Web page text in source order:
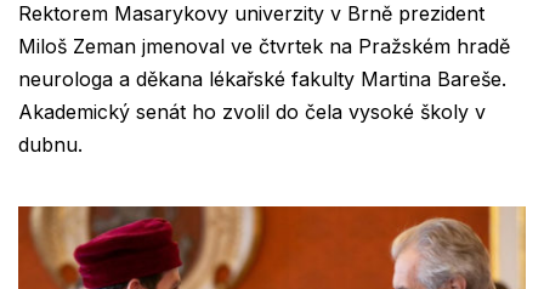
Rektorem Masarykovy univerzity v Brně prezident
Miloš Zeman jmenoval ve čtvrtek na Pražském hradě
neurologa a děkana lékařské fakulty Martina Bareše.
Akademický senát ho zvolil do čela vysoké školy v
dubnu.